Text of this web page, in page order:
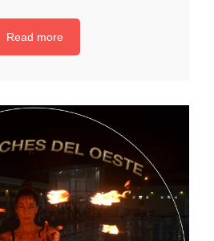
Read more